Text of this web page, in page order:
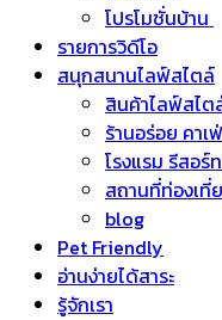
โปรโมชั่นบ้าน
รายการวิดีโอ
สนุกสนานไลฟ์สไตล์
สินค้าไลฟ์สไต
ร้านอร่อย คาเฟ่
โรงแรม รีสอร์
สถานที่ท่องเที่
blog
Pet Friendly
อ่านง่ายได้สาระ
รู้จักเรา